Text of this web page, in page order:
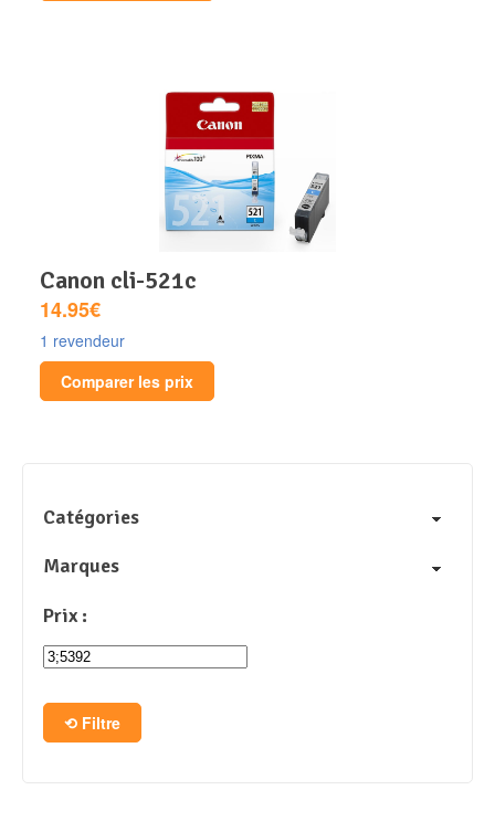
canon cli-521c
14.95€
1 revendeur
Comparer les prix
Catégories
Marques
Prix :
Filtre